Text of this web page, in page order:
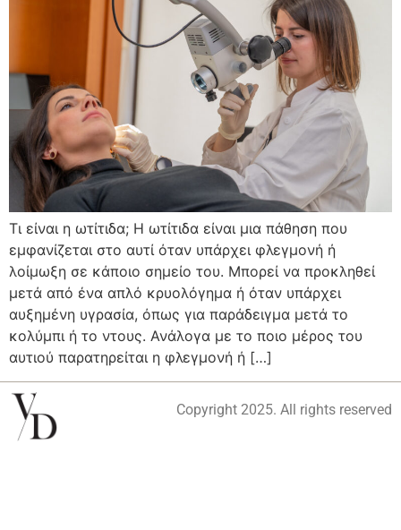
Τι είναι η ωτίτιδα; Η ωτίτιδα είναι μια πάθηση που
εμφανίζεται στο αυτί όταν υπάρχει φλεγμονή ή
λοίμωξη σε κάποιο σημείο του. Μπορεί να προκληθεί
μετά από ένα απλό κρυολόγημα ή όταν υπάρχει
αυξημένη υγρασία, όπως για παράδειγμα μετά το
κολύμπι ή το ντους. Ανάλογα με το ποιο μέρος του
αυτιού παρατηρείται η φλεγμονή ή […]
Copyright 2025. All rights reserved